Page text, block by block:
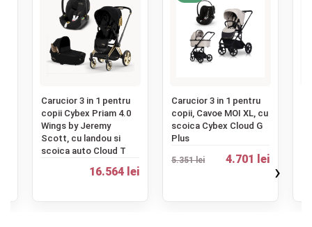
Carucior 3 in 1 pentru
copii Cybex Priam 4.0
Wings by Jeremy
Scott, cu landou si
scoica auto Cloud T
16.564 lei
Carucior 3 in 1 pentru
copii, Cavoe MOI XL, cu
scoica Cybex Cloud G
Plus
5.351 lei 4.701 lei
›